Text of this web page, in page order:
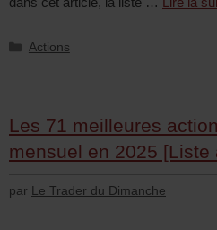
Actions
Les 71 meilleures
mensuel en 2025 [Liste
par Le Trader du Dimanche